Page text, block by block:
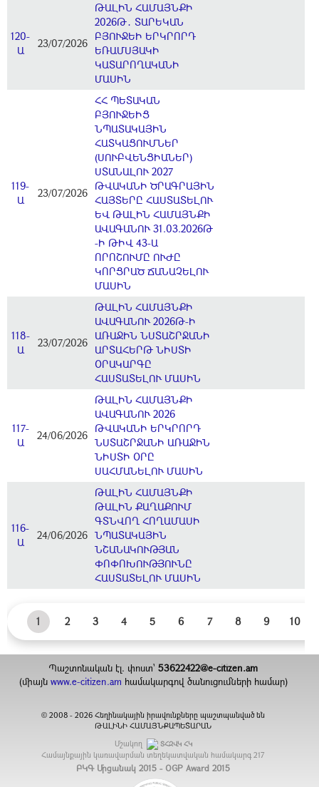
120-
Ա
23/07/2026
ԹԱԼԻՆ ՀԱՄԱՅՆՔԻ
2026Թ․ ՏԱՐԵԿԱՆ
ԲՅՈՒՋԵԻ ԵՐԿՐՈՐԴ
ԵՌԱՄՍՅԱԿԻ
ԿԱՏԱՐՈՂԱԿԱՆԻ
ՄԱՍԻՆ
119-
Ա
23/07/2026
ՀՀ ՊԵՏԱԿԱՆ
ԲՅՈՒՋԵԻՑ
ՆՊԱՏԱԿԱՅԻՆ
ՀԱՏԿԱՑՈՒՄՆԵՐ
(ՍՈՒԲՎԵՆՑԻԱՆԵՐ)
ՍՏԱՆԱԼՈՒ 2027
ԹՎԱԿԱՆԻ ԾՐԱԳՐԱՅԻՆ
ՀԱՅՏԵՐԸ ՀԱՍՏԱՏԵԼՈՒ
ԵՎ ԹԱԼԻՆ ՀԱՄԱՅՆՔԻ
ԱՎԱԳԱՆՈՒ 31.03.2026Թ
-Ի ԹԻՎ 43-Ա
ՈՐՈՇՈՒՄԸ ՈՒԺԸ
ԿՈՐՑՐԱԾ ՃԱՆԱՉԵԼՈՒ
ՄԱՍԻՆ
118-
Ա
23/07/2026
ԹԱԼԻՆ ՀԱՄԱՅՆՔԻ
ԱՎԱԳԱՆՈՒ 2026Թ-Ի
ԱՌԱՋԻՆ ՆՍՏԱՇՐՋԱՆԻ
ԱՐՏԱՀԵՐԹ ՆԻՍՏԻ
ՕՐԱԿԱՐԳԸ
ՀԱՍՏԱՏԵԼՈՒ ՄԱՍԻՆ
117-
Ա
24/06/2026
ԹԱԼԻՆ ՀԱՄԱՅՆՔԻ
ԱՎԱԳԱՆՈՒ 2026
ԹՎԱԿԱՆԻ ԵՐԿՐՈՐԴ
ՆՍՏԱՇՐՋԱՆԻ ԱՌԱՋԻՆ
ՆԻՍՏԻ ՕՐԸ
ՍԱՀՄԱՆԵԼՈՒ ՄԱՍԻՆ
116-
Ա
24/06/2026
ԹԱԼԻՆ ՀԱՄԱՅՆՔԻ
ԹԱԼԻՆ ՔԱՂԱՔՈՒՄ
ԳՏՆՎՈՂ ՀՈՂԱՄԱՍԻ
ՆՊԱՏԱԿԱՅԻՆ
ՆՇԱՆԱԿՈՒԹՅԱՆ
ՓՈՓՈԽՈՒԹՅՈՒՆԸ
ՀԱՍՏԱՏԵԼՈՒ ՄԱՍԻՆ
1 2 3 4 5 6 7 8 9 10
Պաշտոնական էլ. փոստ`53622422@e-citizen.am
(միայն www.e-citizen.am համակարգով ծանուցումների համար)
© 2008 -2026 Հեղինակային իրավունքները պաշտպանված են
ԹԱԼԻՆԻ ՀԱՄԱՅՆՔԱՊԵՏԱՐԱՆ
Մշակող
ՏՀԶՎԿ ՀԿ
Համայնքային կառավարման տեղեկատվական համակարգ 217
ԲԿԳ Մրցանակ 2015 - OGP Award 2015